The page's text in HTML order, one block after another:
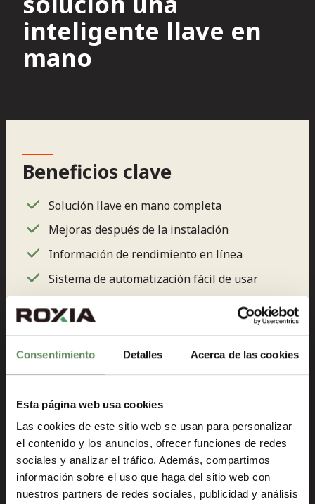
Consentimiento Detalles Acerca de las cookies
Esta página web usa cookies
Las cookies de este sitio web se usan para personalizar
el contenido y los anuncios, ofrecer funciones de redes
sociales y analizar el tráfico. Además, compartimos
información sobre el uso que haga del sitio web con
nuestros partners de redes sociales, publicidad y análisis
inteligente llave en
mano
Beneficios clave
Solución llave en mano completa
Mejoras después de la instalación
Información de rendimiento en línea
Sistema de automatización fácil de usar
Visión general fácil de los problemas de
producción